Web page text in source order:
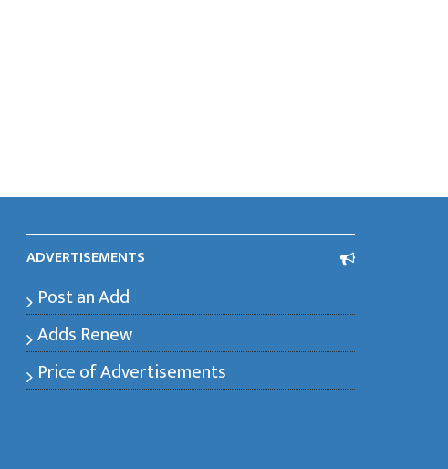
ADVERTISEMENTS
Post an Add
Adds Renew
Price of Advertisements